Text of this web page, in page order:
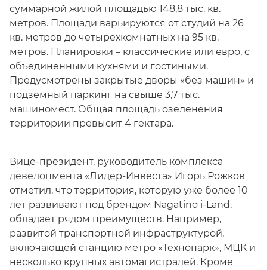
суммарной жилой площадью 148,8 тыс. кв.
метров. Площади варьируются от студий на 26
кв. метров до четырехкомнатных на 95 кв.
метров. Планировки – классические или евро, с
объединенными кухнями и гостиными.
Предусмотрены закрытые дворы «без машин» и
подземный паркинг на свыше 3,7 тыс.
машиномест. Общая площадь озеленения
территории превысит 4 гектара.
Вице-президент, руководитель комплекса
девелопмента «Лидер-Инвеста» Игорь Рожков
отметил, что территория, которую уже более 10
лет развивают под брендом Nagatino i-Land,
обладает рядом преимуществ. Например,
развитой транспортной инфраструктурой,
включающей станцию метро «Технопарк», МЦК и
несколько крупных автомагистралей. Кроме